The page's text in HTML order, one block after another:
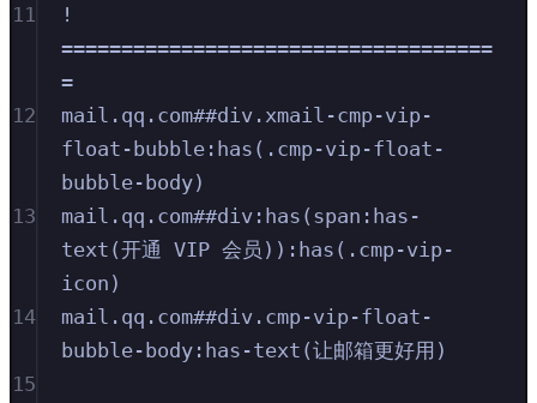
11
!
====================================
=
12
mail.qq.com##div.xmail-cmp-vip-
float-bubble:has(.cmp-vip-float-
bubble-body)
13
mail.qq.com##div:has(span:has-
text(开通 VIP 会员)):has(.cmp-vip-
icon)
14
mail.qq.com##div.cmp-vip-float-
bubble-body:has-text(让邮箱更好用)
15